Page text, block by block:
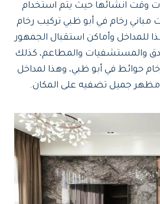
وقت انشائها حيث يتم استخدام
مباني رخام في أبو ظبي تركيب رخام
للمداخل وأماكن استقبال الجمهور
والمستشفيات والمطاعم، كذلك
حوائط في أبو ظبي، وهذا لمداخل
مظهر جميل تضفيه على المكان.